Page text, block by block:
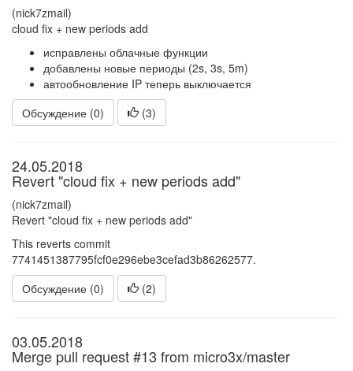
(nick7zmail)
cloud fix + new periods add
исправлены облачные функции
добавлены новые периоды (2s, 3s, 5m)
автообновление IP теперь выключается
Обсуждение (0)
(3)
24.05.2018
Revert "cloud fix + new periods add"
(nick7zmail)
Revert "cloud fix + new periods add"
This reverts commit
7741451387795fcf0e296ebe3cefad3b86262577.
Обсуждение (0)
(2)
03.05.2018
Merge pull request #13 from micro3x/master